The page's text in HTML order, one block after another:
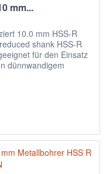
mm...
10.0 mm HSS-R
shank HSS-R
für den Einsatz
dünnwandigem